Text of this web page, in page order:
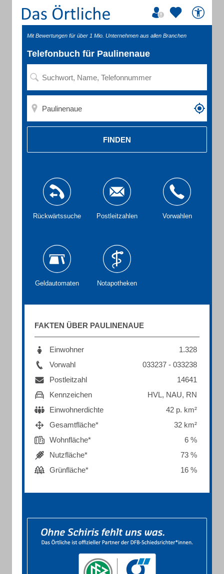
Mit Bewertungen für über 1 Mio. Unternehmen aus allen Branchen
Telefonbuch für Paulinenaue
FINDEN
Rückwärtssuche Postleitzahlen Vorwahlen
Geldautomaten Notapotheken
FAKTEN ÜBER PAULINENAUE
Einwohner
1.328
Vorwahl
033237 - 033238
Postleitzahl
14641
Kennzeichen
HVL, NAU, RN
Einwohnerdichte
42 p. km²
Gesamtfläche*
32 km²
Wohnfläche*
6 %
Nutzfläche*
73 %
Grünfläche*
16 %